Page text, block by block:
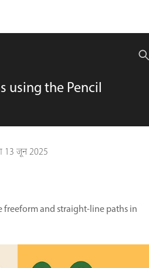
using the Pencil
13 जून 2025
freeform and straight-line paths in